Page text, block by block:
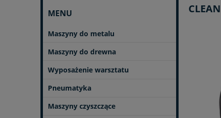
MENU
Maszyny do metalu
Maszyny do drewna
Wyposażenie warsztatu
Pneumatyka
Maszyny czyszczące